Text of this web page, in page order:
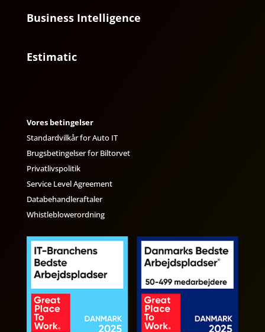
Business Intelligence
Estimatic
Vores betingelser
Standardvilkår for Auto IT
Brugsbetingelser for Biltorvet
Privatlivspolitik
Service Level Agreement
Databehandleraftaler
Whistleblowerordning